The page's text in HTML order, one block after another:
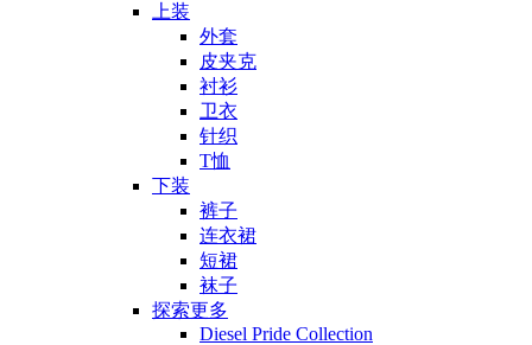
上装
外套
皮夹克
衬衫
卫衣
针织
T恤
下装
裤子
连衣裙
短裙
袜子
探索更多
Diesel Pride Collection